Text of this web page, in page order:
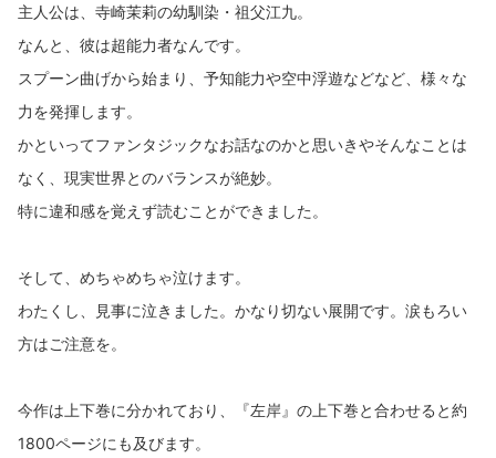
主人公は、寺崎茉莉の幼馴染・祖父江九。
なんと、彼は超能力者なんです。
スプーン曲げから始まり、予知能力や空中浮遊などなど、様々な
力を発揮します。
かといってファンタジックなお話なのかと思いきやそんなことは
なく、現実世界とのバランスが絶妙。
特に違和感を覚えず読むことができました。
そして、めちゃめちゃ泣けます。
わたくし、見事に泣きました。かなり切ない展開です。涙もろい
方はご注意を。
今作は上下巻に分かれており、『左岸』の上下巻と合わせると約
1800ページにも及びます。